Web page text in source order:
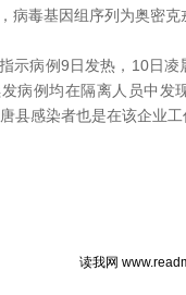
病毒基因组序列为奥密克
病例9日发热，10日凌
病例均在隔离人员中发
县感染者也是在该企业
读我网